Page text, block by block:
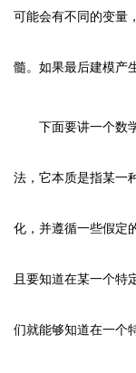
可能会有不同的变量
髓。如果最后建模产
下面要讲一个数
法，它本质是指某一
化，并遵循一些假定
且要知道在某一个特
们就能够知道在一个